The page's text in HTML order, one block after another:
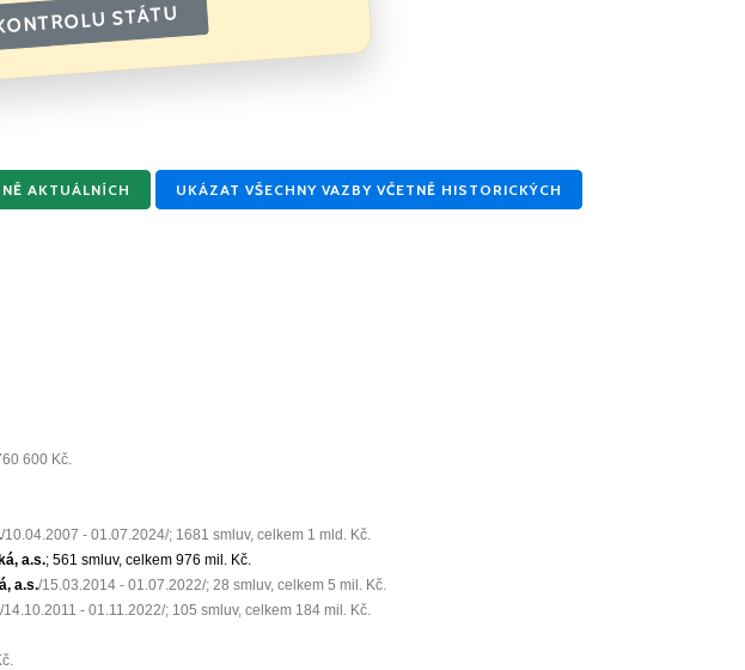
STÁTU
AKTUÁLNÍCH UKÁZAT VŠECHNY VAZBY VČETNĚ HISTORICKÝCH
600 Kč.
/10.04.2007 - 01.07.2024/; 1681 smluv, celkem 1 mld. Kč.
a.s.; 561 smluv, celkem 976 mil. Kč.
a.s./15.03.2014 - 01.07.2022/; 28 smluv, celkem 5 mil. Kč.
/14.10.2011 - 01.11.2022/; 105 smluv, celkem 184 mil. Kč.
.